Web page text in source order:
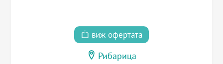
виж офертата
Рибарица